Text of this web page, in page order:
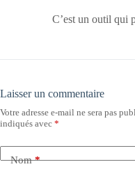
C’est un outil qui
Laisser un commentaire
Votre adresse e-mail ne sera pas
indiqués avec *
Nom*